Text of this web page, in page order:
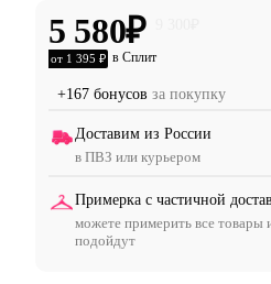
5 580₽
от 1 395 ₽ в Сплит
+167 бонусов за покупку
Доставим из России
в ПВЗ или курьером
Примерка с частичной
можете примерить все товары
подойдут